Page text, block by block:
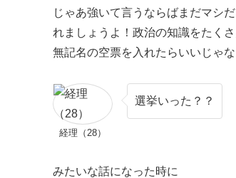
じゃあ強いて言うならばまだマシ
れましょうよ！政治の知識をたく
無記名の空票を入れたらいいじゃ
経理（28）
選挙いった？？
みたいな話になった時に